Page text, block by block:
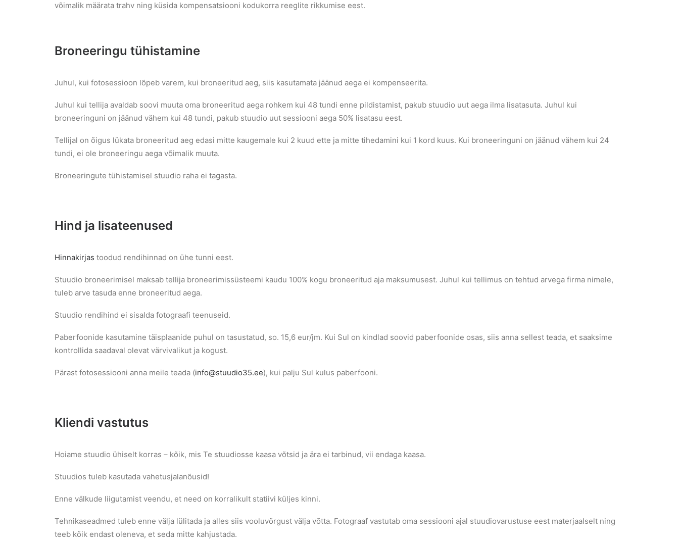
võimalik määrata trahv ning küsida kompensatsiooni kodukorra reeglite rikkumise eest.
Broneeringu tühistamine
Juhul, kui fotosessioon lõpeb varem, kui broneeritud aeg, siis kasutamata jäänud aega ei kompenseerita.
Juhul kui tellija avaldab soovi muuta oma broneeritud aega rohkem kui 48 tundi enne pildistamist, pakub stuudio uut aega ilma lisatasuta. Juhul kui
broneeringuni on jäänud vähem kui 48 tundi, pakub stuudio uut sessiooni aega 50% lisatasu eest.
Tellijal on õigus lükata broneeritud aeg edasi mitte kaugemale kui 2 kuud ette ja mitte tihedamini kui 1 kord kuus. Kui broneeringuni on jäänud vähem kui 24
tundi, ei ole broneeringu aega võimalik muuta.
Broneeringute tühistamisel stuudio raha ei tagasta.
Hind ja lisateenused
Hinnakirjas toodud rendihinnad on ühe tunni eest.
Stuudio broneerimisel maksab tellija broneerimissüsteemi kaudu 100% kogu broneeritud aja maksumusest. Juhul kui tellimus on tehtud arvega firma nimele,
tuleb arve tasuda enne broneeritud aega.
Stuudio rendihind ei sisalda fotograafi teenuseid.
Paberfoonide kasutamine täisplaanide puhul on tasustatud, so. 15,6 eur/jm. Kui Sul on kindlad soovid paberfoonide osas, siis anna sellest teada, et saaksime
kontrollida saadaval olevat värvivalikut ja kogust.
Pärast fotosessiooni anna meile teada (info@stuudio35.ee), kui palju Sul kulus paberfooni.
Kliendi vastutus
Hoiame stuudio ühiselt korras – kõik, mis Te stuudiosse kaasa võtsid ja ära ei tarbinud, vii endaga kaasa.
Stuudios tuleb kasutada vahetusjalanõusid!
Enne välkude liigutamist veendu, et need on korralikult statiivi küljes kinni.
Tehnikaseadmed tuleb enne välja lülitada ja alles siis vooluvõrgust välja võtta. Fotograaf vastutab oma sessiooni ajal stuudiovarustuse eest materjaalselt ning
teeb kõik endast oleneva, et seda mitte kahjustada.